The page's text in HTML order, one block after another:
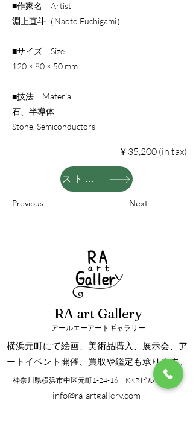
■作家名 Artist
淵上直斗（Naoto Fuchigami）
■サイズ Size
120 × 80 × 50 mm
■技法 Material
石、半導体
Stone, Semiconductors
￥35,200 (in tax)
ストアへ
Previous Next
RA art Gallery
アールエーアートギャラリー
横浜元町にて絵画、美術品購入、展示会、ア
ートイベント開催、買取や鑑定も承ります。
神奈川県横浜市中区元町1-24-16 KKRビル101号室
info@ra-artgallery.com